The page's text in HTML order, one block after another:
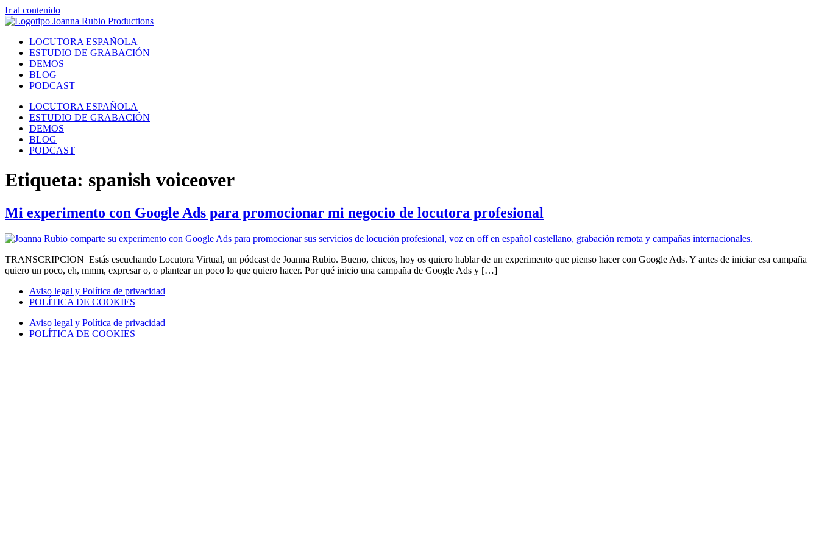
Ir al contenido
LOCUTORA ESPAÑOLA
ESTUDIO DE GRABACIÓN
DEMOS
BLOG
PODCAST
LOCUTORA ESPAÑOLA
ESTUDIO DE GRABACIÓN
DEMOS
BLOG
PODCAST
Etiqueta: spanish voiceover
Mi experimento con Google Ads para promocionar mi negocio de locutora profesional
TRANSCRIPCION Estás escuchando Locutora Virtual, un pódcast de Joanna Rubio. Bueno, chicos, hoy os quiero hablar de un experimento que pienso hacer con Google Ads. Y antes de iniciar esa campaña
quiero un poco, eh, mmm, expresar o, o plantear un poco lo que quiero hacer. Por qué inicio una campaña de Google Ads y […]
Aviso legal y Política de privacidad
POLÍTICA DE COOKIES
Aviso legal y Política de privacidad
POLÍTICA DE COOKIES